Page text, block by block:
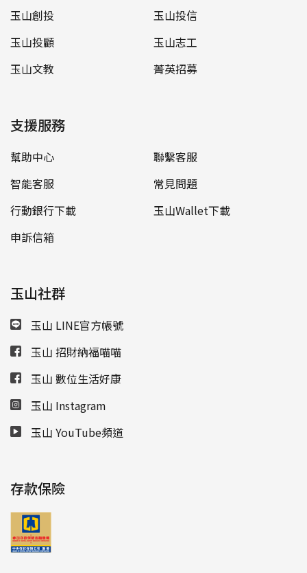
玉山創投
玉山投信
玉山投顧
玉山志工
玉山文教
菁英招募
支援服務
幫助中心
聯繫客服
智能客服
常見問題
行動銀行下載
玉山Wallet下載
申訴信箱
玉山社群
玉山 LINE官方帳號
玉山 招財納福喵喵
玉山 數位生活好康
玉山 Instagram
玉山 YouTube頻道
存款保險